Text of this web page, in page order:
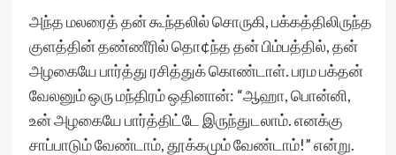
அந்த மலரைத் தன் கூந்தலில் சொருகி, பக்கத்திலிருந்த
குளத்தின் தண்ணீரில் தொ¢ந்த தன் பிம்பத்தில், தன்
அழகையே பார்த்து ரசித்துக் கொண்டாள். பரம பக்தன்
வேலனும் ஒரு மந்திரம் ஒதினான்: “ஆஹா, பொன்னி,
உன் அழகையே பார்த்திட்டே இருந்துடலாம். எனக்கு
சாப்பாடும் வேண்டாம், தூக்கமும் வேண்டாம்!” என்று.